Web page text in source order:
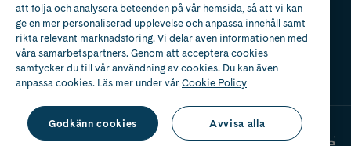
att följa och analysera beteenden på vår hemsida, så att vi kan
ge en mer personaliserad upplevelse och anpassa innehåll samt
rikta relevant marknadsföring. Vi delar även informationen med
våra samarbetspartners. Genom att acceptera cookies
samtycker du till vår användning av cookies. Du kan även
anpassa cookies. Läs mer under vårCookie Policy
Godkänn cookies Avvisa alla